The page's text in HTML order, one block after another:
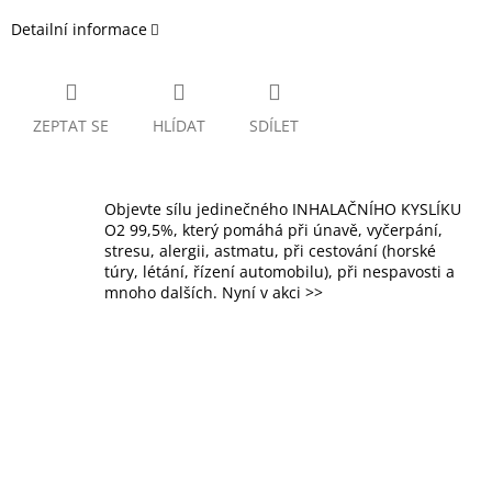
Detailní informace
ZEPTAT SE HLÍDAT SDÍLET
Objevte sílu jedinečného INHALAČNÍHO KYSLÍKU
O2 99,5%, který pomáhá při únavě, vyčerpání,
stresu, alergii, astmatu, při cestování (horské
túry, létání, řízení automobilu), při nespavosti a
mnoho dalších. Nyní v akci >>